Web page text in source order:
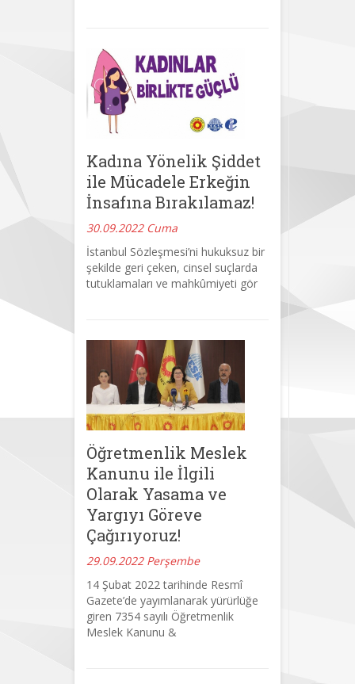
Kadına Yönelik Şiddet
ile Mücadele Erkeğin
İnsafına Bırakılamaz!
30.09.2022 Cuma
İstanbul Sözleşmesi’ni hukuksuz bir
şekilde geri çeken, cinsel suçlarda
tutuklamaları ve mahkûmiyeti gör
Öğretmenlik Meslek
Kanunu ile İlgili
Olarak Yasama ve
Yargıyı Göreve
Çağırıyoruz!
29.09.2022 Perşembe
14 Şubat 2022 tarihinde Resmî
Gazete’de yayımlanarak yürürlüğe
giren 7354 sayılı Öğretmenlik
Meslek Kanunu &